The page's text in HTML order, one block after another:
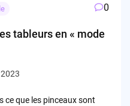
0
tableurs en « mode
ce que les pinceaux sont